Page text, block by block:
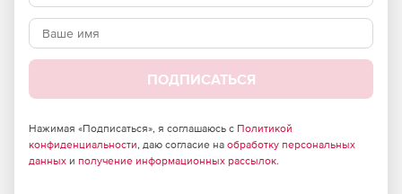
ПОДПИСАТЬСЯ
Нажимая «Подписаться», я соглашаюсь с Политикой
конфиденциальности, даю согласие на обработку персональных
данных и получение информационных рассылок.